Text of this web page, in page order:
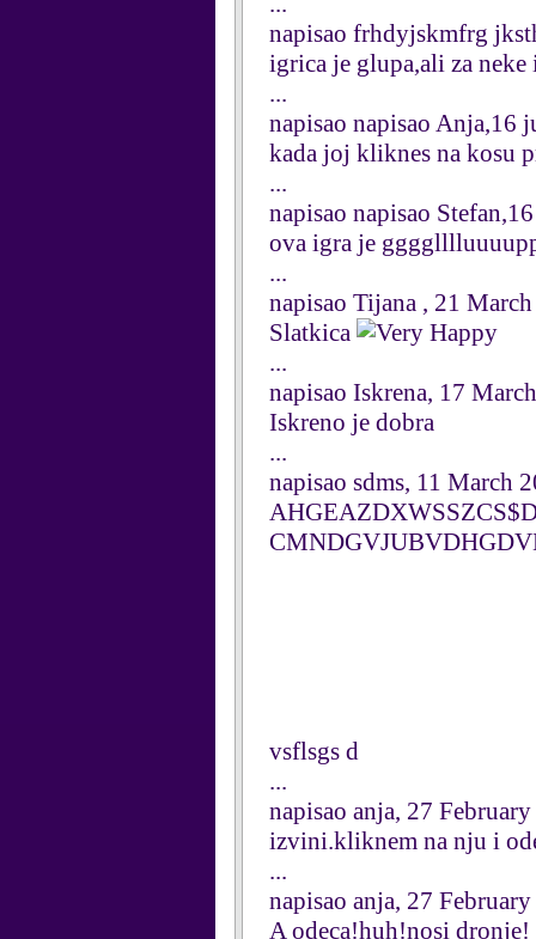
napisao frhdyjskmfrg
igrica je glupa,ali za neke
...
napisao napisao Anja,16
kada joj kliknes na kosu
...
napisao napisao
ova igra je
...
napisao Tijana , 21
Slatkica
...
napisao Iskrena, 17
Iskreno je dobra
...
napisao sdms, 11 March
vsflsgs d
...
napisao anja, 27
izvini.kliknem na nju i
...
napisao anja, 27
A odeca!huh!nosi dronje!